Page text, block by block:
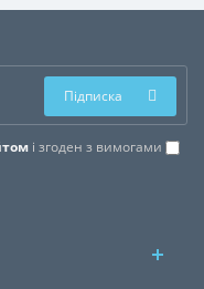
і згоден з вимогами
Підписка